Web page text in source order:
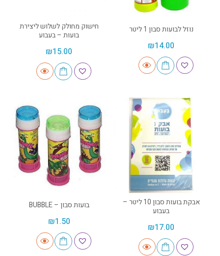
נוזל לבועות סבון 1 ליטר
₪14.00
חישוק מחולק לשלוש ליצירת
בועות – בעבוע
₪15.00
אבקת בועות סבון 10 ליטר –
בעבוע
₪17.00
בועות סבון – BUBBLE
₪1.50